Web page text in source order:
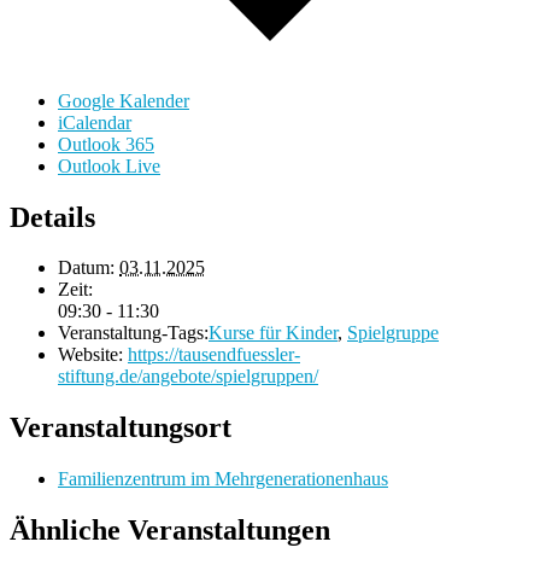
Google Kalender
iCalendar
Outlook 365
Outlook Live
Details
Datum: 03.11.2025
Zeit:
09:30 - 11:30
Veranstaltung-Tags:Kurse für Kinder, Spielgruppe
Website: https://tausendfuessler-
stiftung.de/angebote/spielgruppen/
Veranstaltungsort
Familienzentrum im Mehrgenerationenhaus
Ähnliche Veranstaltungen